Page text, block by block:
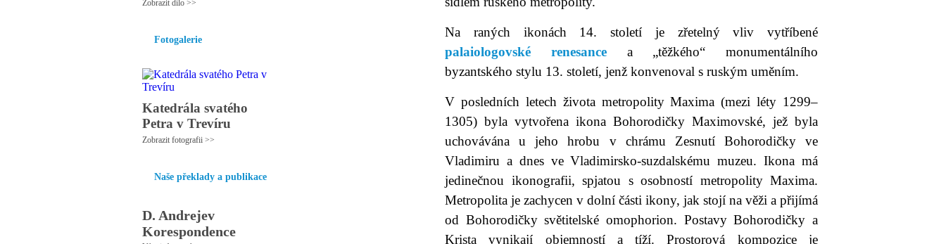
Zobrazit dílo >>
Fotogalerie
Katedrála svatého
Petra v Trevíru
Zobrazit fotografii >>
Naše překlady a publikace
D. Andrejev
Korespondence
Na raných ikonách 14. století je zřetelný vliv vytříbené
palaiologovské renesancea „těžkého“ monumentálního
byzantského stylu 13. století, jenž konvenoval s ruským uměním.
V posledních letech života metropolity Maxima (mezi léty 1299‒
1305) byla vytvořena ikona Bohorodičky Maximovské, jež byla
uchovávána u jeho hrobu v chrámu Zesnutí Bohorodičky ve
Vladimiru a dnes ve Vladimirsko-suzdalskému muzeu. Ikona má
jedinečnou ikonografii, spjatou s osobností metropolity Maxima.
Metropolita je zachycen v dolní části ikony, jak stojí na věži a přijímá
od Bohorodičky světitelské omophorion. Postavy Bohorodičky a
Krista vynikají objemností a tíží. Prostorová kompozice je